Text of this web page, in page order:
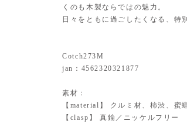
くのも木製ならではの魅力。
日々をともに過ごしたくなる、特
Cotch273M
jan：4562320321877
素材：
【material】 クルミ材、柿渋、蜜
【clasp】 真鍮／ニッケルフリー